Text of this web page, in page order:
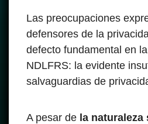
Las preocupaciones
defensores de la
defecto fundamental en
NDLFRS: la evidente
salvaguardias de
A pesar de la naturaleza